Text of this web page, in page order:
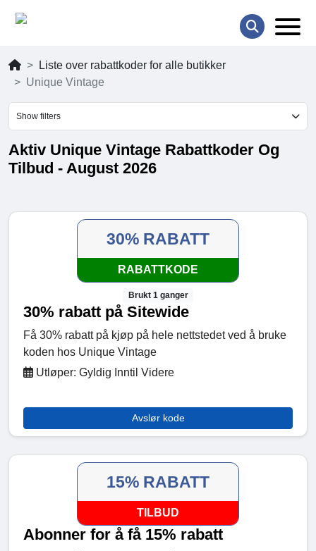
Liste over rabattkoder for alle butikker
Unique Vintage
Show filters
Aktiv Unique Vintage Rabattkoder Og
Tilbud - August 2026
30% RABATT
RABATTKODE
Brukt 1 ganger
30% rabatt på Sitewide
Få 30% rabatt på kjøp på hele nettstedet ved å bruke
koden hos Unique Vintage
Utløper: Gyldig Inntil Videre
Avslør kode
15% RABATT
TILBUD
Abonner for å få 15% rabatt